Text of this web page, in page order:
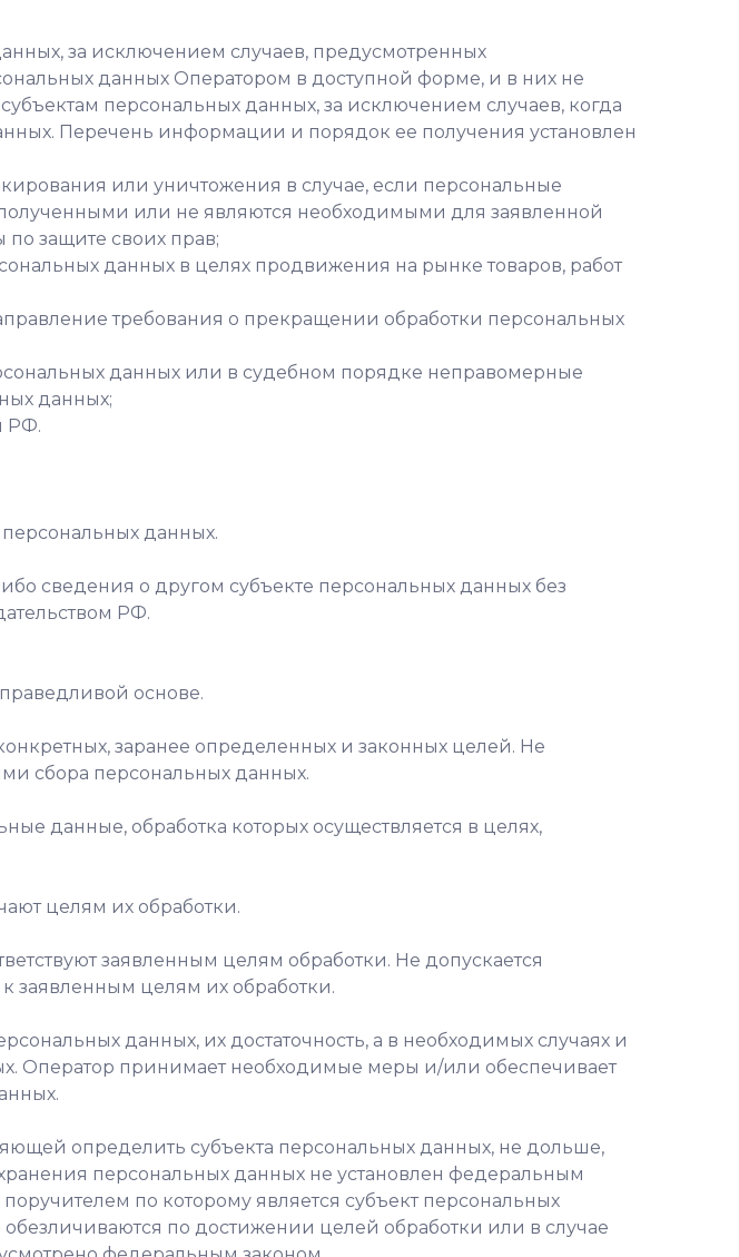
за исключением случаев, предусмотренных
данных Оператором в доступной форме, и в них не
персональных данных, за исключением случаев, когда
Перечень информации и порядок ее получения установлен
или уничтожения в случае, если персональные
или не являются необходимыми для заявленной
защите своих прав;
данных в целях продвижения на рынке товаров, работ
требования о прекращении обработки персональных
данных или в судебном порядке неправомерные
данных;
РФ.
данных.
сведения о другом субъекте персональных данных без
РФ.
основе.
заранее определенных и законных целей. Не
сбора персональных данных.
данные, обработка которых осуществляется в целях,
целям их обработки.
заявленным целям обработки. Не допускается
заявленным целям их обработки.
данных, их достаточность, а в необходимых случаях и
Оператор принимает необходимые меры и/или обеспечивает
определить субъекта персональных данных, не дольше,
персональных данных не установлен федеральным
по которому является субъект персональных
по достижении целей обработки или в случае